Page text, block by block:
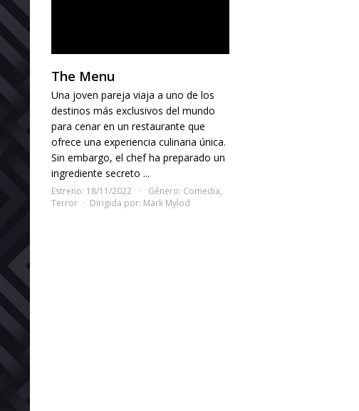
The Menu
Una joven pareja viaja a uno de los
destinos más exclusivos del mundo
para cenar en un restaurante que
ofrece una experiencia culinaria única.
Sin embargo, el chef ha preparado un
ingrediente secreto ...
Estreno: 18/11/2022 Género: Comedia,
Terror
Dirigida por: Mark Mylod